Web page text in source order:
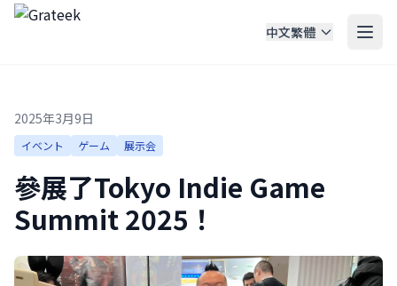
中文繁體
2025年3月9日
イベント ゲーム 展示会
參展了Tokyo Indie Game
Summit 2025！